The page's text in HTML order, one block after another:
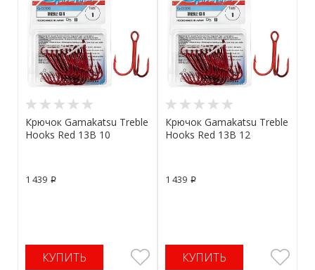
Крючок Gamakatsu Treble
Hooks Red 13B 10
1 439 p
КУПИТЬ
Крючок Gamakatsu Treble
Hooks Red 13B 12
1 439 p
КУПИТЬ